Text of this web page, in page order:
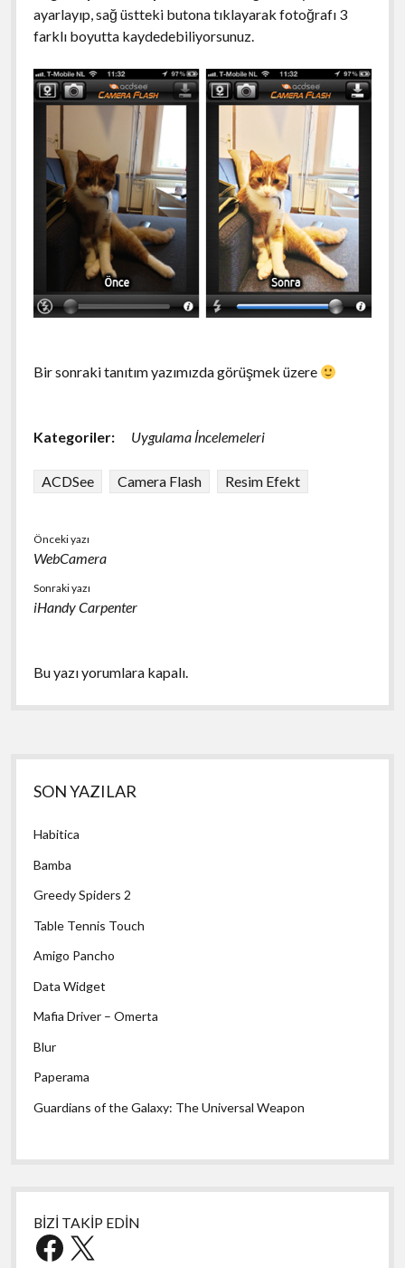
ayarlayıp, sağ üstteki butona tıklayarak fotoğrafı 3
farklı boyutta kaydedebiliyorsunuz.
Bir sonraki tanıtım yazımızda görüşmek üzere
Kategoriler: Uygulama İncelemeleri
ACDSee Camera Flash Resim Efekt
Önceki yazı
WebCamera
Sonraki yazı
iHandy Carpenter
Bu yazı yorumlara kapalı.
Yan
Menü
SON YAZILAR
Habitica
Bamba
Greedy Spiders 2
Table Tennis Touch
Amigo Pancho
Data Widget
Mafia Driver – Omerta
Blur
Paperama
Guardians of the Galaxy: The Universal Weapon
BİZİ TAKİP EDİN
Facebook
X